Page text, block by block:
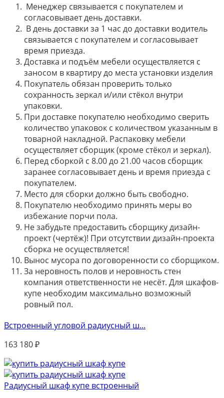
Менеджер связывается с покупателем и
согласовывает день доставки.
В день доставки за 1 час до доставки водитель
связывается с покупателем и согласовывает
время приезда.
Доставка и подъём мебели осуществляется с
заносом в квартиру до места установки изделия
Покупатель обязан проверить только
сохранность зеркал и/или стёкол внутри
упаковки.
При доставке покупателю необходимо сверить
количество упаковок с количеством указанным в
товарной накладной. Распаковку мебели
осуществляет сборщик (кроме стёкол и зеркал).
Перед сборкой с 8.00 до 21.00 часов сборщик
заранее согласовывает день и время приезда с
покупателем.
Место для сборки должно быть свободно.
Покупателю необходимо принять меры во
избежание порчи пола.
Не забудьте предоставить сборщику дизайн-
проект (чертёж)! При отсутствии дизайн-проекта
сборка не осуществляется!
Вынос мусора по договоренности со сборщиком.
За неровность полов и неровность стен
компания ответственности не несёт. Для шкафов-
купе необходим максимально возможный
ровный пол.
Встроенный угловой радиусный ш...
163 180₽
Радиусный шкаф купе встроенный